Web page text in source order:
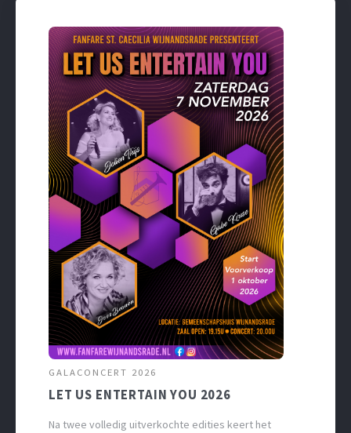
GALACONCERT 2026
LET US ENTERTAIN YOU 2026
Na twee volledig uitverkochte edities keert het